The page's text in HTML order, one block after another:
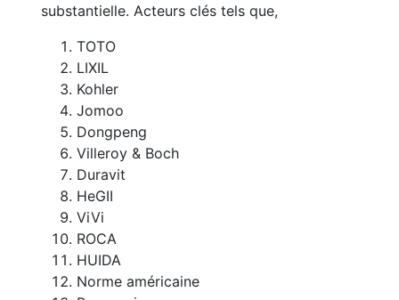
substantielle. Acteurs clés tels que,
TOTO
LIXIL
Kohler
Jomoo
Dongpeng
Villeroy & Boch
Duravit
HeGII
ViVi
ROCA
HUIDA
Norme américaine